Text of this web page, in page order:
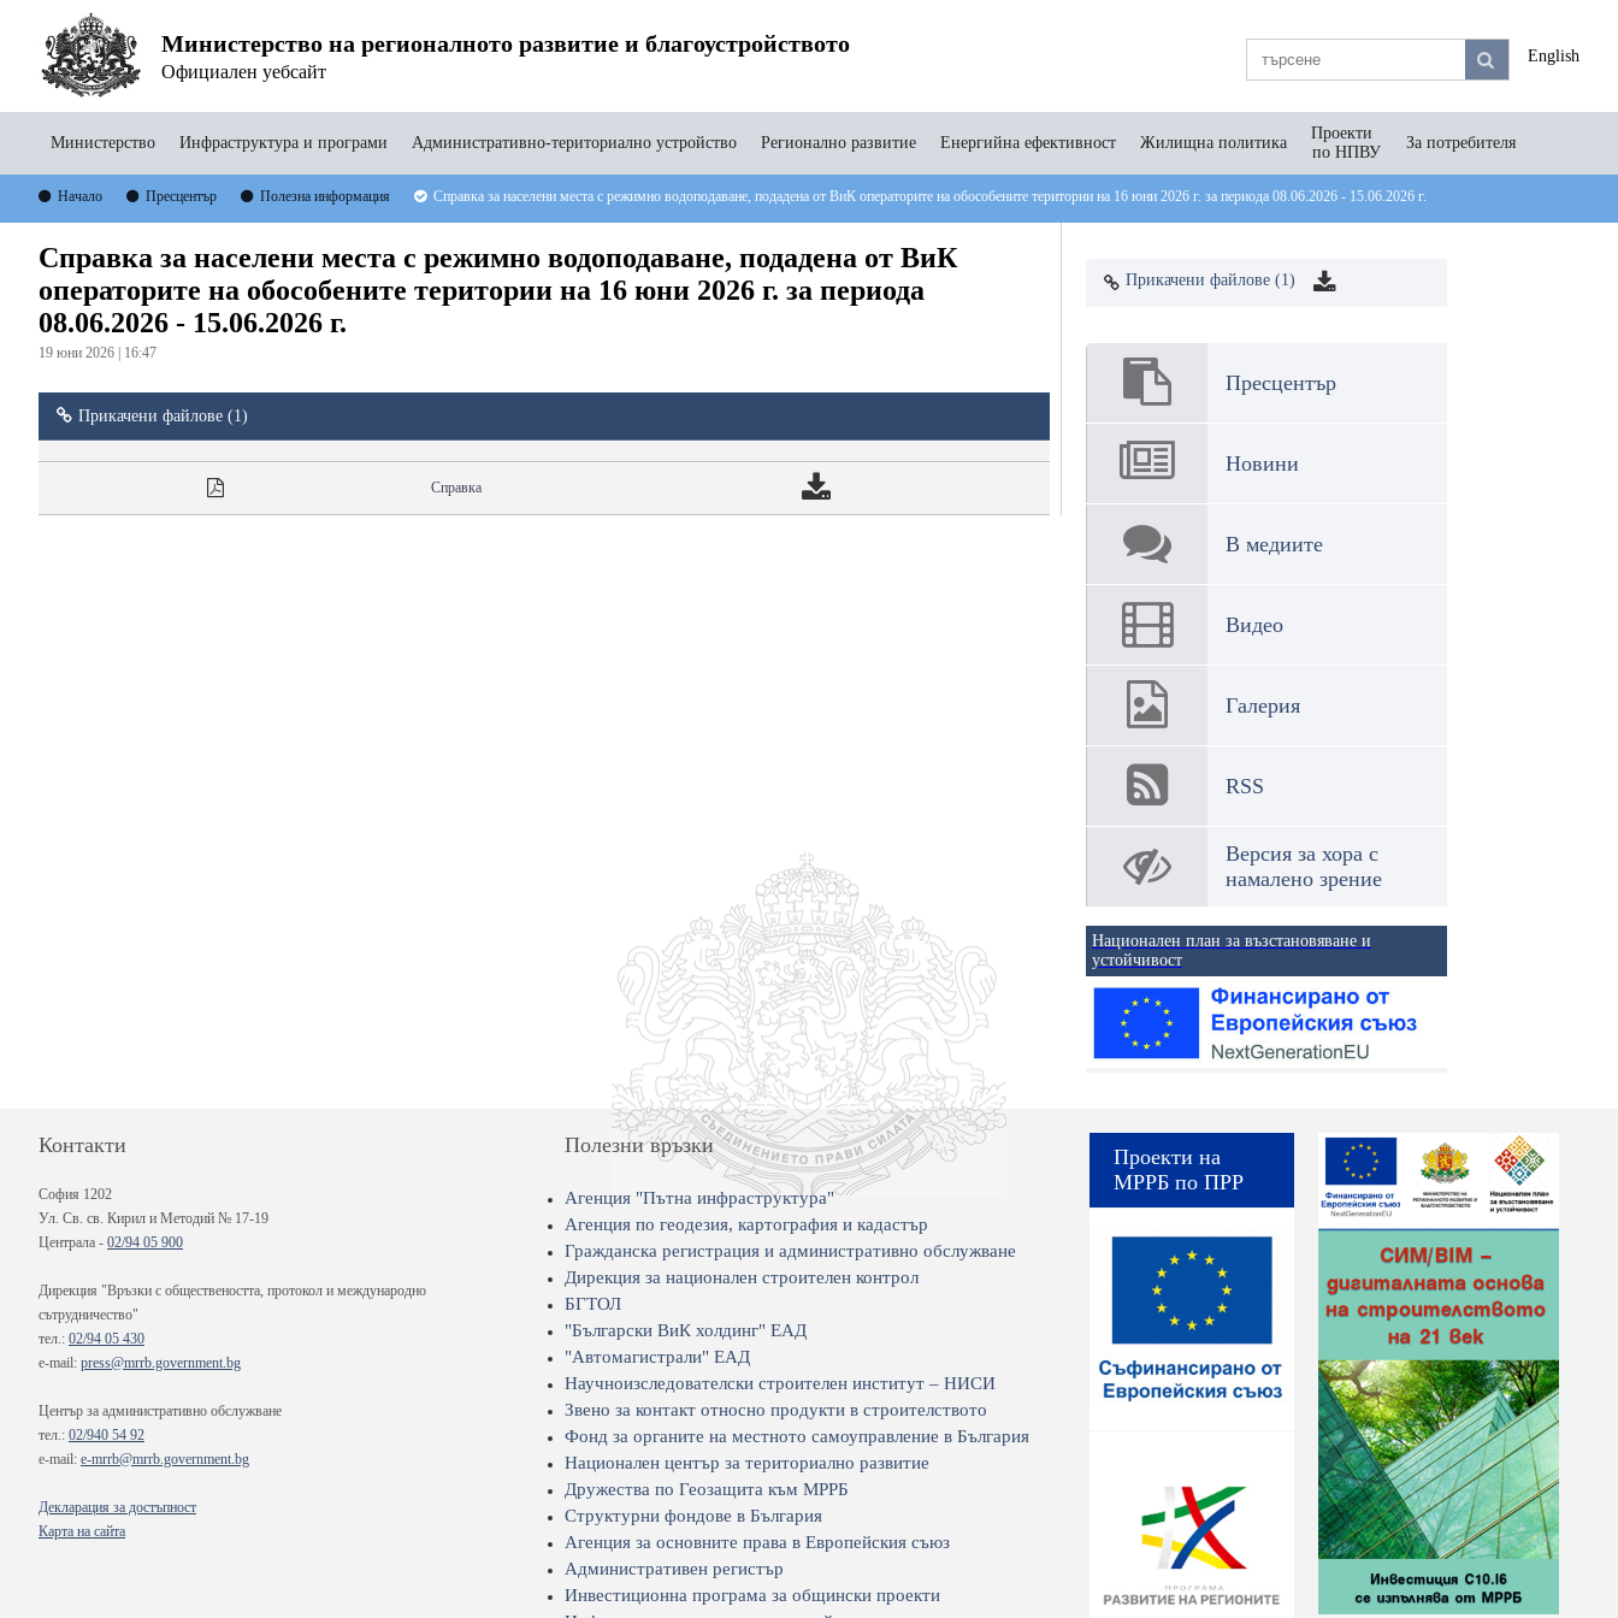
Министерство на регионалното развитие и благоустройството
Официален уебсайт
English
Министерство Инфраструктура и програми Административно-териториално устройство Регионално развитие Енергийна ефективност Жилищна политика
Проекти
по НПВУ
За потребителя
Начало Пресцентър Полезна информация Справка за населени места с режимно водоподаване, подадена от ВиК операторите на обособените територии на 16 юни 2026 г. за периода 08.06.2026 - 15.06.2026 г.
Справка за населени места с режимно водоподаване, подадена от ВиК
операторите на обособените територии на 16 юни 2026 г. за периода
08.06.2026 - 15.06.2026 г.
19 юни 2026 | 16:47
Прикачени файлове (1)
Справка
Прикачени файлове (1)
Пресцентър
Новини
В медиите
Видео
Галерия
RSS
Версия за хора с
намалено зрение
Национален план за възстановяване и
устойчивост
Контакти
София 1202
Ул. Св. св. Кирил и Методий № 17-19
Централа - 02/94 05 900
Дирекция "Връзки с обществеността, протокол и международно
сътрудничество"
тел.: 02/94 05 430
e-mail: press@mrrb.government.bg
Център за административно обслужване
тел.: 02/940 54 92
e-mail: e-mrrb@mrrb.government.bg
Декларация за достъпност
Карта на сайта
Полезни връзки
Агенция "Пътна инфраструктура"
Агенция по геодезия, картография и кадастър
Гражданска регистрация и административно обслужване
Дирекция за национален строителен контрол
БГТОЛ
"Български ВиК холдинг" ЕАД
"Автомагистрали" ЕАД
Научноизследователски строителен институт – НИСИ
Звено за контакт относно продукти в строителството
Фонд за органите на местното самоуправление в България
Национален център за териториално развитие
Дружества по Геозащита към МРРБ
Структурни фондове в България
Агенция за основните права в Европейския съюз
Административен регистър
Инвестиционна програма за общински проекти
Проекти на
МРРБ по ПРР